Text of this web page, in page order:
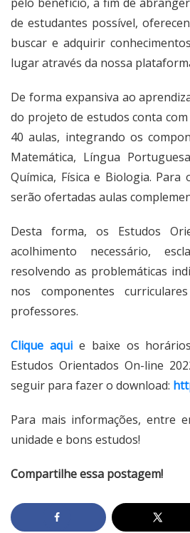
pelo benefício, a fim de
de estudantes possível,
buscar e adquirir
lugar através da nossa
De forma expansiva ao
do projeto de estudos conta
40 aulas, integrando os
Matemática, Língua
Química, Física e Biologia. Para
serão ofertadas aulas
Desta forma, os Estudos
acolhimento necessário,
resolvendo as problemáticas
nos componentes
professores.
Clique aquie baixe os
Estudos Orientados On-line
seguir para fazer o download:
Para mais informações, entre
unidade e bons estudos!
Compartilhe essa postagem!